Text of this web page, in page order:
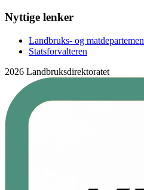
Nyttige lenker
Landbruks- og
Statsforvalteren
2026 Landbruksdirektoratet